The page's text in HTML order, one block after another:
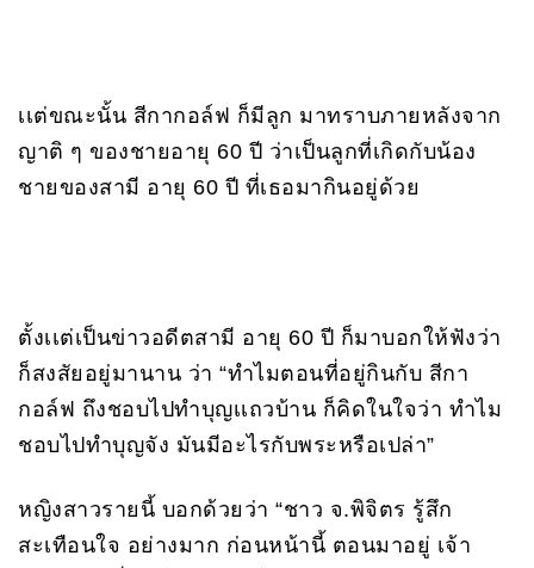
เเต่ขณะนั้น สีกากอล์ฟ ก็มีลูก มาทราบภายหลังจาก
ญาติ ๆ ของชายอายุ 60 ปี ว่าเป็นลูกที่เกิดกับน้อง
ชายของสามี อายุ 60 ปี ที่เธอมากินอยู่ด้วย
ตั้งเเต่เป็นข่าวอดีตสามี อายุ 60 ปี ก็มาบอกให้ฟังว่า
ก็สงสัยอยู่มานาน ว่า “ทำไมตอนที่อยู่กินกับ สีกา
กอล์ฟ ถึงชอบไปทำบุญเเถวบ้าน ก็คิดในใจว่า ทำไม
ชอบไปทำบุญจัง มันมีอะไรกับพระหรือเปล่า”
หญิงสาวรายนี้ บอกด้วยว่า “ชาว จ.พิจิตร รู้สึก
สะเทือนใจ อย่างมาก ก่อนหน้านี้ ตอนมาอยู่ เจ้า